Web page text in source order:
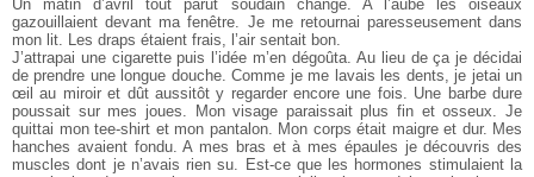
Un matin d’avril tout parut soudain changé. A l’aube les oiseaux
gazouillaient devant ma fenêtre. Je me retournai paresseusement dans
mon lit. Les draps étaient frais, l’air sentait bon.
J’attrapai une cigarette puis l’idée m’en dégoûta. Au lieu de ça je décidai
de prendre une longue douche. Comme je me lavais les dents, je jetai un
œil au miroir et dût aussitôt y regarder encore une fois. Une barbe dure
poussait sur mes joues. Mon visage paraissait plus fin et osseux. Je
quittai mon tee-shirt et mon pantalon. Mon corps était maigre et dur. Mes
hanches avaient fondu. A mes bras et à mes épaules je découvris des
muscles dont je n’avais rien su. Est-ce que les hormones stimulaient la